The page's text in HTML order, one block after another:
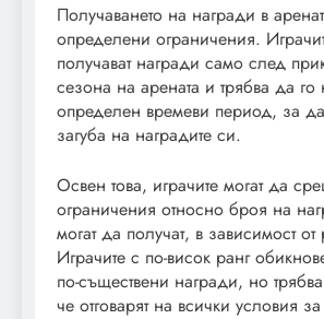
Получаването на награди в
определени ограничения.
получават награди само след
сезона на арената и трябва да го
определен времеви период, за да
загуба на наградите си.
Освен това, играчите могат да
ограничения относно броя на
могат да получат, в зависимост от
Играчите с по-висок ранг
по-съществени награди, но
че отговарят на всички условия